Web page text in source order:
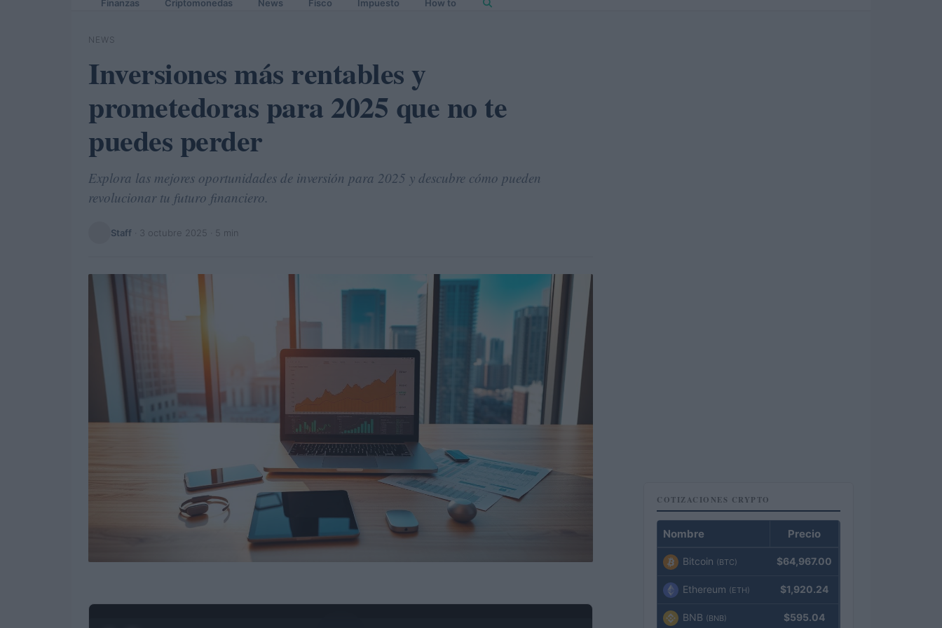
Finanzas Criptomonedas News Fisco Impuesto How to
NEWS
Inversiones más rentables y
prometedoras para 2025 que no te
puedes perder
Explora las mejores oportunidades de inversión para 2025 y descubre cómo pueden
revolucionar tu futuro financiero.
Staff 3 octubre 2025 · 5 min
COTIZACIONES CRYPTO
Nombre Precio
Bitcoin (BTC) $64,967.00
Ethereum (ETH) $1,920.24
BNB (BNB) $595.04